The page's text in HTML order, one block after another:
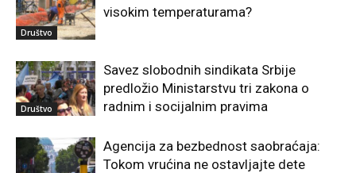
Društvo
visokim temperaturama?
Društvo
Savez slobodnih sindikata Srbije
predložio Ministarstvu tri zakona o
radnim i socijalnim pravima
Agencija za bezbednost saobraćaja:
Tokom vrućina ne ostavljajte dete